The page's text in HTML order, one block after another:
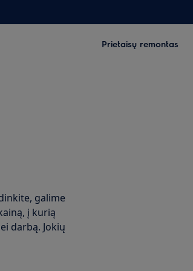
Prietaisų remontas
galime
į kurią
darbą. Jokių